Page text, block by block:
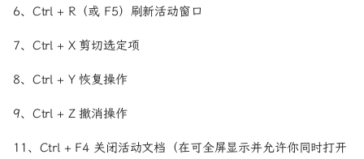
6、Ctrl + R（或 F5）刷新活动窗口
7、Ctrl + X 剪切选定项
8、Ctrl + Y 恢复操作
9、Ctrl + Z 撤消操作
11、Ctrl + F4 关闭活动文档（在可全屏显示并允许你同时打开